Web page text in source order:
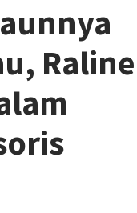
Raline